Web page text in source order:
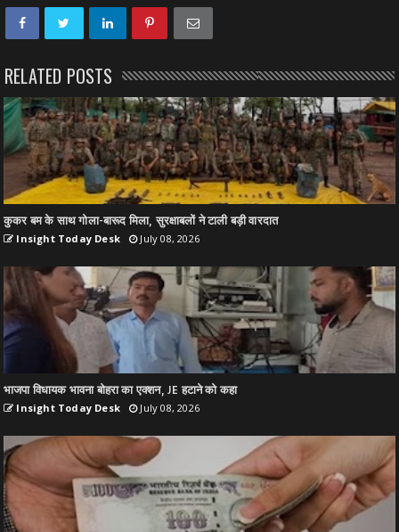
RELATED POSTS
कुकर बम के साथ गोला-बारूद मिला, सुरक्षाबलों ने टाली बड़ी वारदात
Insight Today Desk July 08, 2026
भाजपा विधायक भावना बोहरा का एक्शन, JE हटाने को कहा
Insight Today Desk July 08, 2026